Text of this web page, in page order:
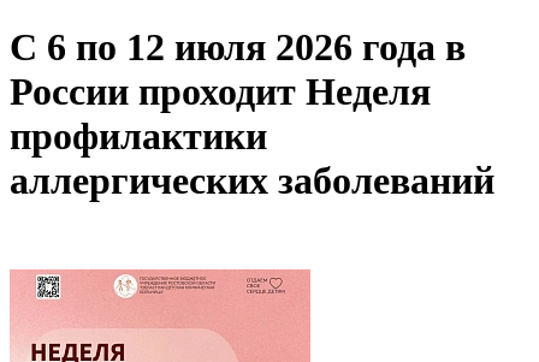
С 6 по 12 июля 2026 года в
России проходит Неделя
профилактики
аллергических заболеваний